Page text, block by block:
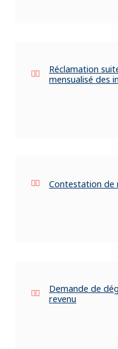
Réclamation
mensualisé des
Contestation de
Demande de
revenu